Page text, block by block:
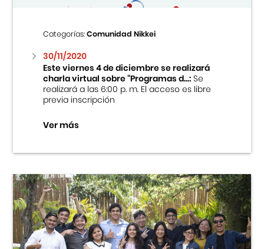
Categorías:Comunidad Nikkei
30/11/2020
Este viernes 4 de diciembre se realizará
charla virtual sobre “Programas d...:Se
realizará a las 6:00 p. m. El acceso es libre
previa inscripción
Ver más